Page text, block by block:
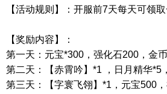
【活动规则】：开服前7天每天可领
【奖励内容】：
第一天：元宝*300 ，强化石200 ，金币
第二天：【赤霄吟】 *1 ，日月精华*5
第三天：【字寰飞翎】 *1 ，元宝500